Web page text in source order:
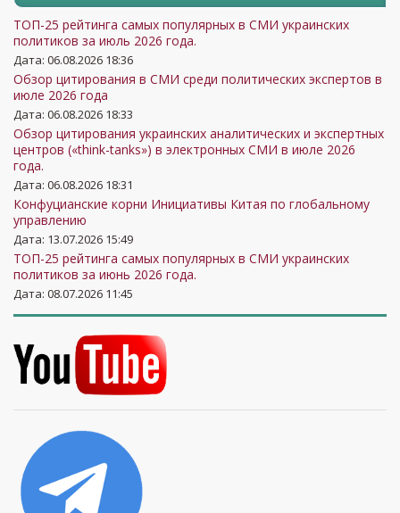
ТОП-25 рейтинга самых популярных в СМИ украинских
политиков за июль 2026 года.
Дата: 06.08.2026 18:36
Обзор цитирования в СМИ среди политических экспертов в
июле 2026 года
Дата: 06.08.2026 18:33
Обзор цитирования украинских аналитических и экспертных
центров («think-tanks») в электронных СМИ в июле 2026
года.
Дата: 06.08.2026 18:31
Конфуцианские корни Инициативы Китая по глобальному
управлению
Дата: 13.07.2026 15:49
ТОП-25 рейтинга самых популярных в СМИ украинских
политиков за июнь 2026 года.
Дата: 08.07.2026 11:45